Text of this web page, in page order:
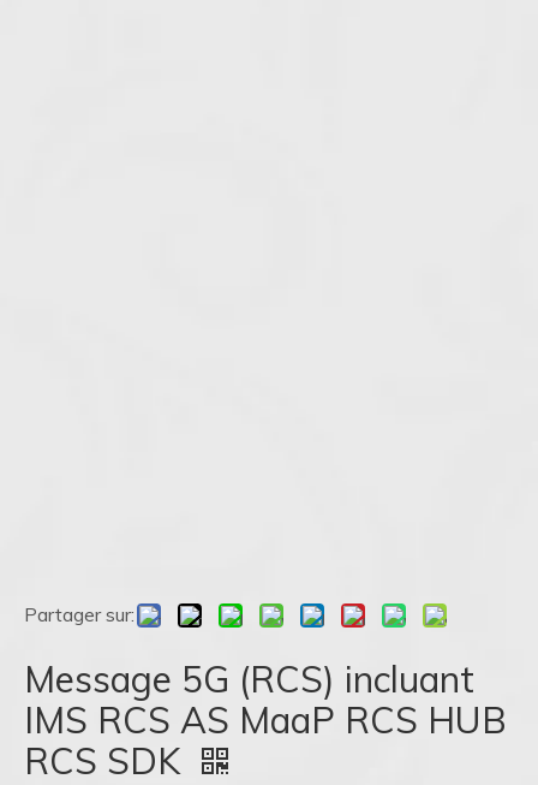
Partager sur:
Message 5G (RCS) incluant
IMS RCS AS MaaP RCS HUB
RCS SDK